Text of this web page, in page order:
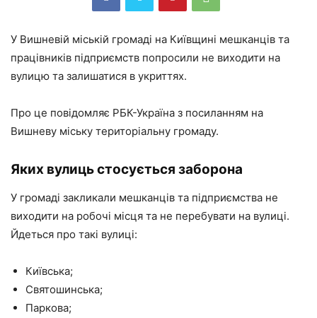
У Вишневій міській громаді на Київщині мешканців та
працівників підприємств попросили не виходити на
вулицю та залишатися в укриттях.
Про це повідомляє РБК-Україна з посиланням на
Вишневу міську територіальну громаду.
Яких вулиць стосується заборона
У громаді закликали мешканців та підприємства не
виходити на робочі місця та не перебувати на вулиці.
Йдеться про такі вулиці:
Київська;
Святошинська;
Паркова;